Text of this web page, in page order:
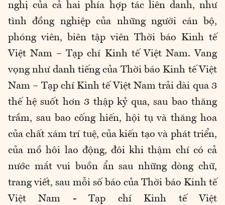
nghị của cả hai phía hợp tác liên danh, như
tình đồng nghiệp của những người cán bộ,
phóng viên, biên tập viên Thời báo Kinh tế
Việt Nam – Tạp chí Kinh tế Việt Nam. Vang
vọng như danh tiếng của Thời báo Kinh tế Việt
Nam – Tạp chí Kinh tế Việt Nam trải dài qua 3
thế hệ suốt hơn 3 thập kỷ qua, sau bao thăng
trầm, sau bao cống hiến, hội tụ và thăng hoa
của chất xám trí tuệ, của kiến tạo và phát triển,
của mồ hôi lao động, đôi khi thậm chí có cả
nước mắt vui buồn ẩn sau những dòng chữ,
trang viết, sau mỗi số báo của Thời báo Kinh tế
Việt Nam - Tạp chí Kinh tế Việt